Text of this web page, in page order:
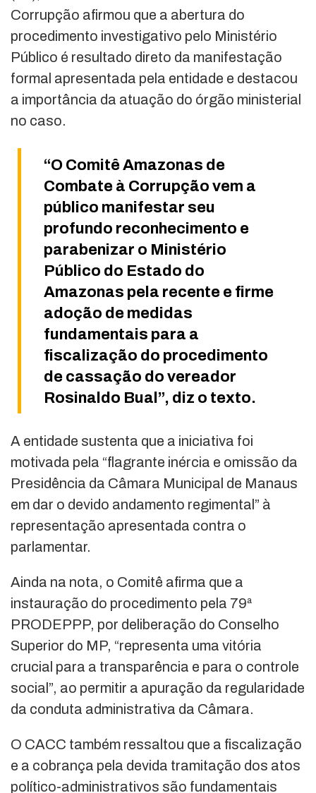
Corrupção afirmou que a abertura do
procedimento investigativo pelo Ministério
Público é resultado direto da manifestação
formal apresentada pela entidade e destacou
a importância da atuação do órgão ministerial
no caso.
“O Comitê Amazonas de
Combate à Corrupção vem a
público manifestar seu
profundo reconhecimento e
parabenizar o Ministério
Público do Estado do
Amazonas pela recente e firme
adoção de medidas
fundamentais para a
fiscalização do procedimento
de cassação do vereador
Rosinaldo Bual”, diz o texto.
A entidade sustenta que a iniciativa foi
motivada pela “flagrante inércia e omissão da
Presidência da Câmara Municipal de Manaus
em dar o devido andamento regimental” à
representação apresentada contra o
parlamentar.
Ainda na nota, o Comitê afirma que a
instauração do procedimento pela 79ª
PRODEPPP, por deliberação do Conselho
Superior do MP, “representa uma vitória
crucial para a transparência e para o controle
social”, ao permitir a apuração da regularidade
da conduta administrativa da Câmara.
O CACC também ressaltou que a fiscalização
e a cobrança pela devida tramitação dos atos
político-administrativos são fundamentais